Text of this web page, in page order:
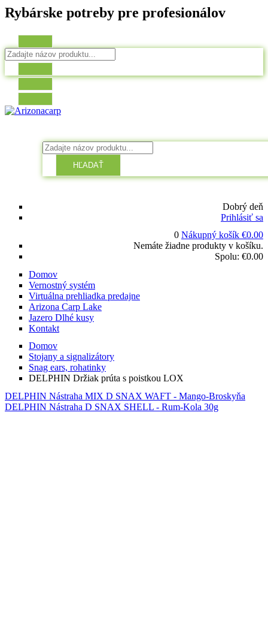
Rybárske potreby pre profesionálov
HĽADAŤ
Dobrý deň
Prihlásiť sa
0 Nákupný košík €0.00
Nemáte žiadne produkty v košíku.
Spolu: €0.00
Domov
Vernostný systém
Virtuálna prehliadka predajne
Arizona Carp Lake
Jazero Dlhé kusy
Kontakt
Domov
Stojany a signalizátory
Snag ears, rohatinky
DELPHIN Držiak prúta s poistkou LOX
DELPHIN Nástraha MIX D SNAX WAFT - Mango-Broskyňa
DELPHIN Nástraha D SNAX SHELL - Rum-Kola 30g